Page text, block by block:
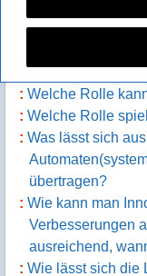
Was
von der
Aus was achtet
Welche Rolle
Welche Rolle
Was lässt sich
übertragen?
Wie kann man
Verbesserungen
ausreichend,
Wie lässt sich die